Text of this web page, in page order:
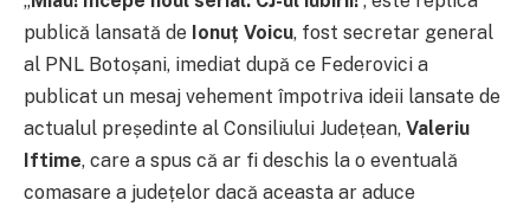
publică lansată de Ionuț Voicu, fost secretar general
al PNL Botoșani, imediat după ce Federovici a
publicat un mesaj vehement împotriva ideii lansate de
actualul președinte al Consiliului Județean, Valeriu
Iftime, care a spus că ar fi deschis la o eventuală
comasare a județelor dacă aceasta ar aduce